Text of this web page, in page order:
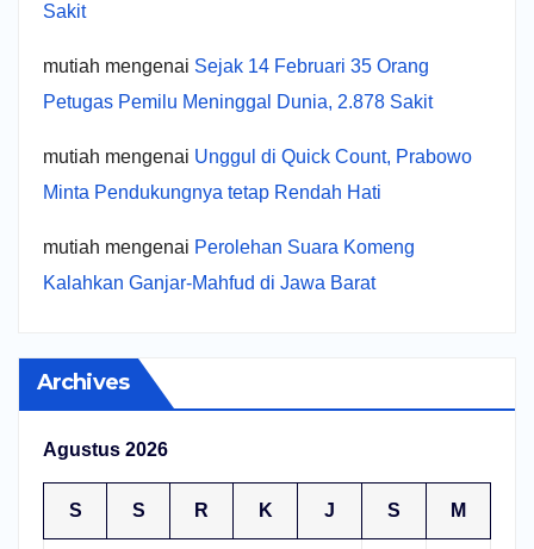
Sakit
mutiah mengenai Sejak 14 Februari 35 Orang
Petugas Pemilu Meninggal Dunia, 2.878 Sakit
mutiah mengenai Unggul di Quick Count, Prabowo
Minta Pendukungnya tetap Rendah Hati
mutiah mengenai Perolehan Suara Komeng
Kalahkan Ganjar-Mahfud di Jawa Barat
Archives
Agustus 2026
S S R K J S M